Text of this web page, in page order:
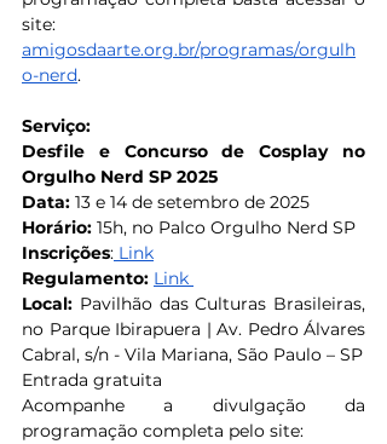
site:
amigosdaarte.org.br/programas/orgulh
o-nerd.
Serviço:
Desfile e Concurso de Cosplay no
Orgulho Nerd SP 2025
Data: 13 e 14 de setembro de 2025
Horário: 15h, no Palco Orgulho Nerd SP
Inscrições: Link
Regulamento: Link
Local: Pavilhão das Culturas Brasileiras,
no Parque Ibirapuera | Av. Pedro Álvares
Cabral, s/n - Vila Mariana, São Paulo – SP
Entrada gratuita
Acompanhe a divulgação da
programação completa pelo site: